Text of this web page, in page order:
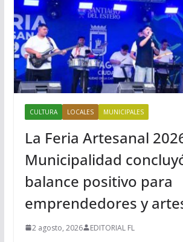
CULTURA LOCALES MUNICIPALES
La Feria Artesanal
Municipalidad
balance positivo para
emprendedores y
2 agosto, 2026 EDITORIAL FL